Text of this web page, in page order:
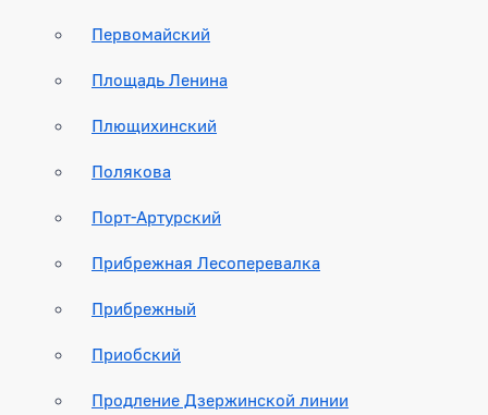
Первомайский
Площадь Ленина
Плющихинский
Полякова
Порт-Артурский
Прибрежная Лесоперевалка
Прибрежный
Приобский
Продление Дзержинской линии